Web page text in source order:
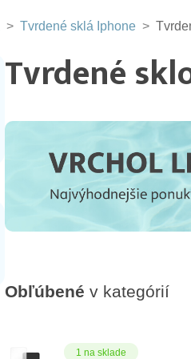
> Tvrdené sklá Iphone >
Tvrdené
Obľúbené v kategórií
1 na sklade